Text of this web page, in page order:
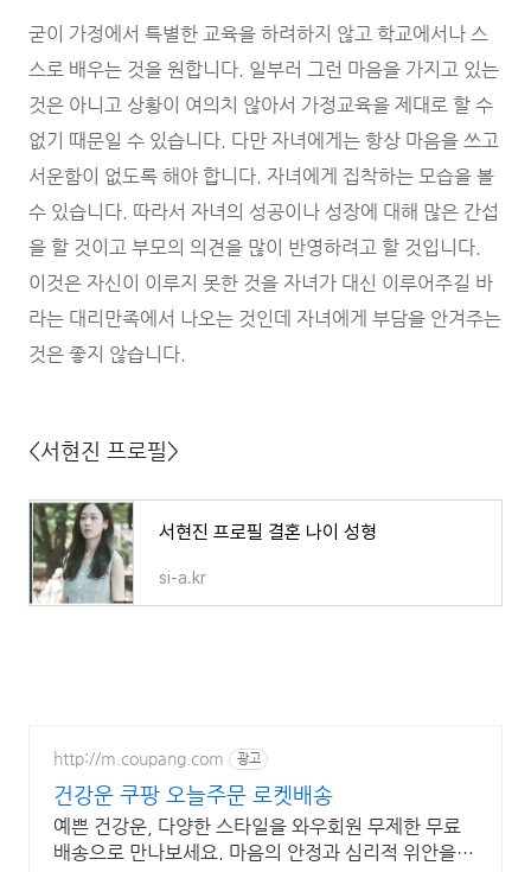
굳이 가정에서 특별한 교육을 하려하지 않고 학교에서나 스
스로 배우는 것을 원합니다. 일부러 그런 마음을 가지고 있는
것은 아니고 상황이 여의치 않아서 가정교육을 제대로 할 수
없기 때문일 수 있습니다. 다만 자녀에게는 항상 마음을 쓰고
서운함이 없도록 해야 합니다. 자녀에게 집착하는 모습을 볼
수 있습니다. 따라서 자녀의 성공이나 성장에 대해 많은 간섭
을 할 것이고 부모의 의견을 많이 반영하려고 할 것입니다.
이것은 자신이 이루지 못한 것을 자녀가 대신 이루어주길 바
라는 대리만족에서 나오는 것인데 자녀에게 부담을 안겨주는
것은 좋지 않습니다.
<서현진 프로필>
서현진 프로필 결혼 나이 성형
si-a.kr
http://m.coupang.com 광고
건강운 쿠팡 오늘주문 로켓배송
예쁜 건강운, 다양한 스타일을 와우회원 무제한 무료
배송으로 만나보세요. 마음의 안정과 심리적 위안을